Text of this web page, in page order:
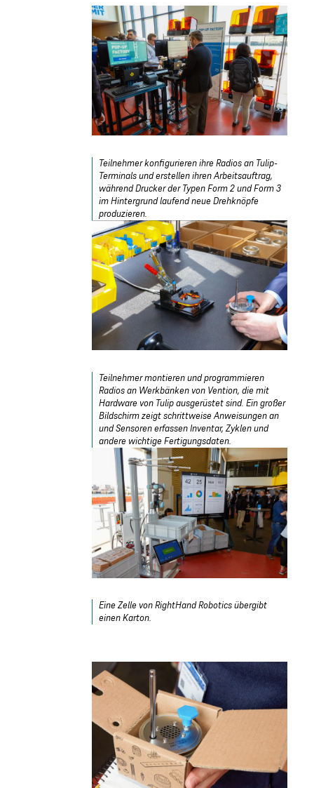
Teilnehmer konfigurieren ihre Radios an Tulip-
Terminals und erstellen ihren Arbeitsauftrag,
während Drucker der Typen Form 2 und Form 3
im Hintergrund laufend neue Drehknöpfe
produzieren.
Teilnehmer montieren und programmieren
Radios an Werkbänken von Vention, die mit
Hardware von Tulip ausgerüstet sind. Ein großer
Bildschirm zeigt schrittweise Anweisungen an
und Sensoren erfassen Inventar, Zyklen und
andere wichtige Fertigungsdaten.
Eine Zelle von RightHand Robotics übergibt
einen Karton.